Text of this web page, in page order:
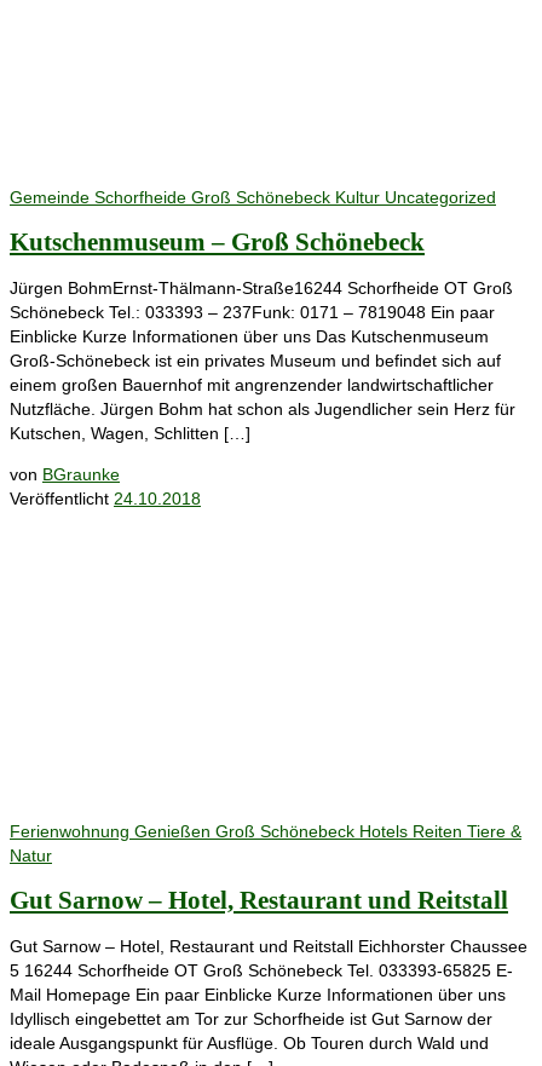
Gemeinde Schorfheide Groß Schönebeck Kultur Uncategorized
Kutschenmuseum – Groß Schönebeck
Jürgen BohmErnst-Thälmann-Straße16244 Schorfheide OT Groß
Schönebeck Tel.: 033393 – 237Funk: 0171 – 7819048 Ein paar
Einblicke Kurze Informationen über uns Das Kutschenmuseum
Groß-Schönebeck ist ein privates Museum und befindet sich auf
einem großen Bauernhof mit angrenzender landwirtschaftlicher
Nutzfläche. Jürgen Bohm hat schon als Jugendlicher sein Herz für
Kutschen, Wagen, Schlitten […]
von BGraunke
Veröffentlicht 24.10.2018
Ferienwohnung Genießen Groß Schönebeck Hotels Reiten Tiere &
Natur
Gut Sarnow – Hotel, Restaurant und Reitstall
Gut Sarnow – Hotel, Restaurant und Reitstall Eichhorster Chaussee
5 16244 Schorfheide OT Groß Schönebeck Tel. 033393-65825 E-
Mail Homepage Ein paar Einblicke Kurze Informationen über uns
Idyllisch eingebettet am Tor zur Schorfheide ist Gut Sarnow der
ideale Ausgangspunkt für Ausflüge. Ob Touren durch Wald und